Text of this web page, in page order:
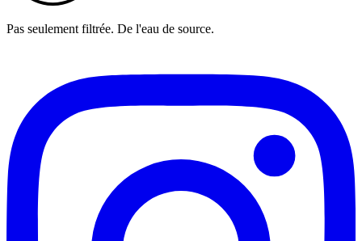
Pas seulement filtrée. De l'eau de source.